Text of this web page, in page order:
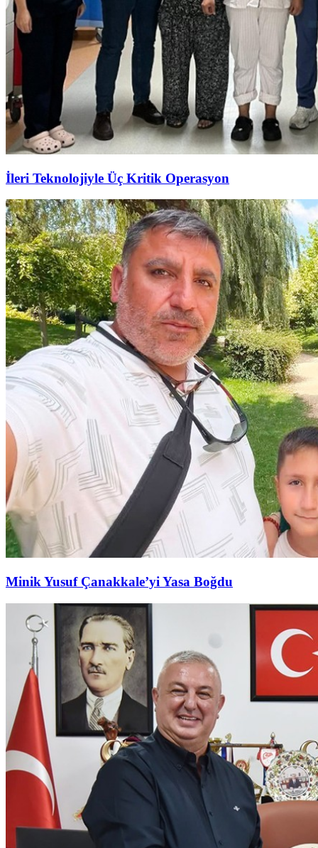
İleri Teknolojiyle Üç Kritik Operasyon
Minik Yusuf Çanakkale’yi Yasa Boğdu